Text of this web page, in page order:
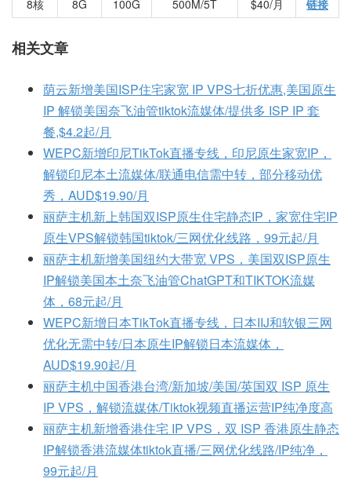
8核 8G 100G 500M/5T $40/月 链接
相关文章
荫云新增美国ISP住宅家宽 IP VPS七折优惠,美国原生
IP 解锁美国奈飞油管tiktok流媒体/提供多 ISP IP 套
餐,$4.2起/月
WEPC新增印尼TikTok直播专线，印尼原生家宽IP，
解锁印尼本土流媒体/联通电信需中转，部分移动优
秀，AUD$19.90/月
丽萨主机新上韩国双ISP原生住宅静态IP，家宽住宅IP
原生VPS解锁韩国tiktok/三网优化线路，99元起/月
丽萨主机新增美国纽约大带宽 VPS，美国双ISP原生
IP解锁美国本土奈飞油管ChatGPT和TIKTOK流媒
体，68元起/月
WEPC新增日本TikTok直播专线，日本IIJ和软银三网
优化无需中转/日本原生IP解锁日本流媒体，
AUD$19.90起/月
丽萨主机中国香港台湾/新加坡/美国/英国双 ISP 原生
IP VPS，解锁流媒体/Tiktok视频直播运营IP纯净度高
丽萨主机新增香港住宅 IP VPS，双 ISP 香港原生静态
IP解锁香港流媒体tiktok直播/三网优化线路/IP纯净，
99元起/月